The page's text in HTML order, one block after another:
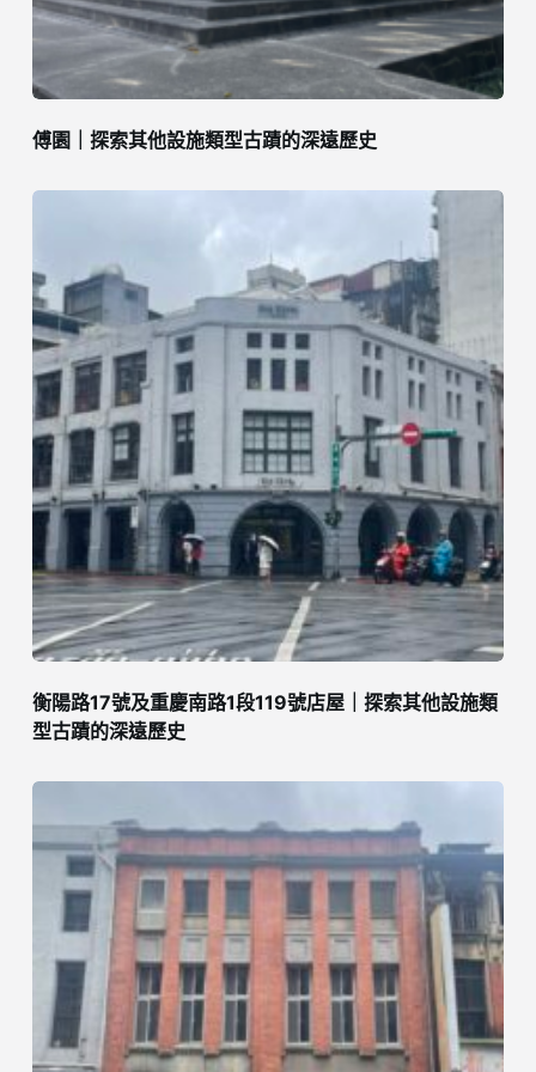
傅園｜探索其他設施類型古蹟的深遠歷史
衡陽路17號及重慶南路1段119號店屋｜探索其他設施類
型古蹟的深遠歷史